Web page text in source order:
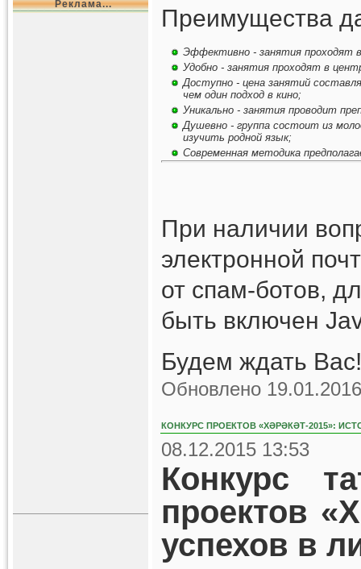
Реклама...
Преимущества
Эффективно - занятия проходят
Удобно - занятия проходят в
Доступно - цена занятий
чем один подход в кино;
Уникально - занятия проводит
Душевно - группа состоит из
изучить родной язык;
Современная методика
При наличии
электронной
от спам-ботов,
быть включен
Будем ждать
Обновлено
КОНКУРС ПРОЕКТОВ «ХӘРӘКӘТ-2015»:
08.12.2015 13:53
Конкурс
проектов
успехов в